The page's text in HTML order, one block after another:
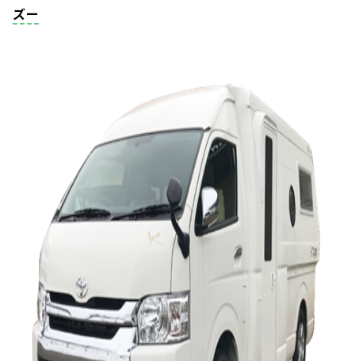
ズー